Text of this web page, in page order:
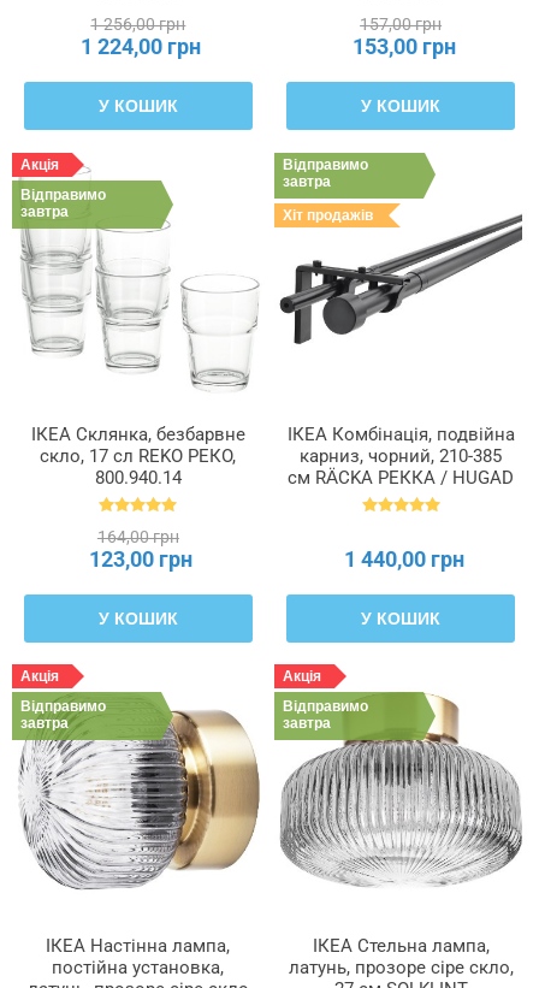
1 256,00 грн
1 224,00 грн
У КОШИК
157,00 грн
153,00 грн
У КОШИК
Акція
Відправимо
завтра
ІКЕА Склянка, безбарвне
скло, 17 сл REKO РЕКО,
800.940.14
164,00 грн
123,00 грн
У КОШИК
Відправимо
завтра
Хіт продажів
ІКЕА Комбінація, подвійна
карниз, чорний, 210-385
см RÄCKA РЕККА / HUGAD
ХУГАД, 699.292.47
1 440,00 грн
У КОШИК
Акція
Відправимо
завтра
ІКЕА Настінна лампа,
постійна установка,
Акція
Відправимо
завтра
ІКЕА Стельна лампа,
латунь, прозоре сіре скло,